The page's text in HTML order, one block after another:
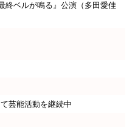
終ベルが鳴る』公演（多田愛佳
芸能活動を継続中